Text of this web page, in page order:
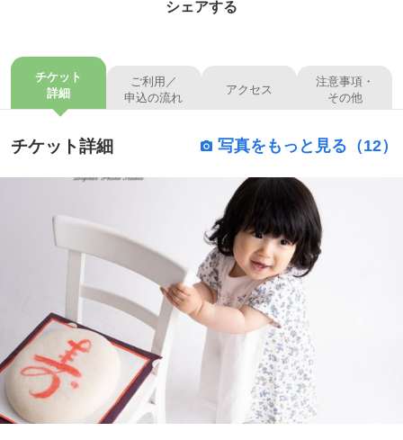
シェアする
チケット
詳細
ご利用／
申込の流れ
アクセス
注意事項・
その他
チケット詳細 写真をもっと見る（12）